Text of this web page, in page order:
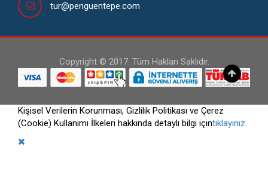
tur@penguentepe.com
Copyright © 2017. Tüm Hakları Saklıdır.
Kişisel Verilerin Korunması, Gizlilik Politikası ve Çerez
(Cookie) Kullanımı İlkeleri hakkında detaylı bilgi içintıklayınız.